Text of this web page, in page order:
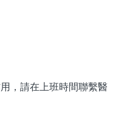
，請在上班時間聯繫醫